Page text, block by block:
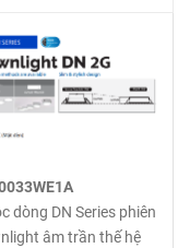
dòng DN Series phiên
âm trần thế hệ